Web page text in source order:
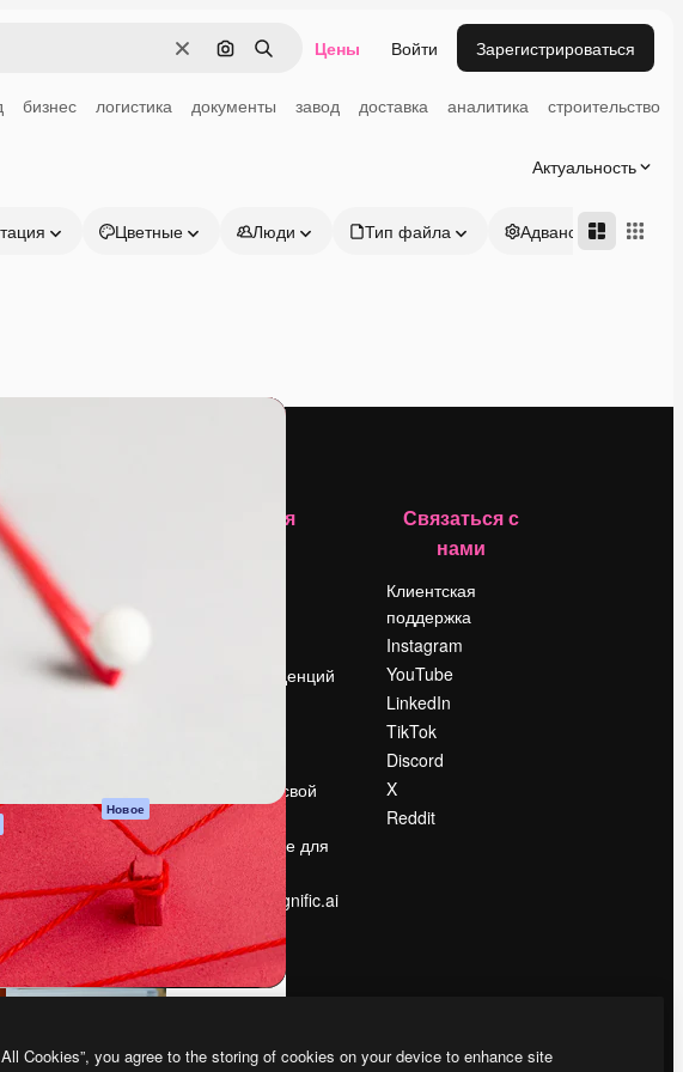
ОчиститьПоиск по изображению
Поиск Цены Войти Зарегистрироваться
бизнес логистика документы завод доставка аналитика строительство
Актуальность
Цветные Люди Тип файла Адвансд
Начать
Academy
Документация по
Пакету ИИ
Служба
поддержки
Оригиналы Новое
Политика файлов
cookie
Центр доверия
Партнеры
Предприятие
Компания
Поиск тенденций
Продайте свой
контент
Помещение для
прессы
Ищете magnific.ai
Связаться с
нами
Клиентская
поддержка
Instagram
YouTube
LinkedIn
TikTok
Discord
X
Reddit
Cookies”, you agree to the storing of cookies on your device to enhance site